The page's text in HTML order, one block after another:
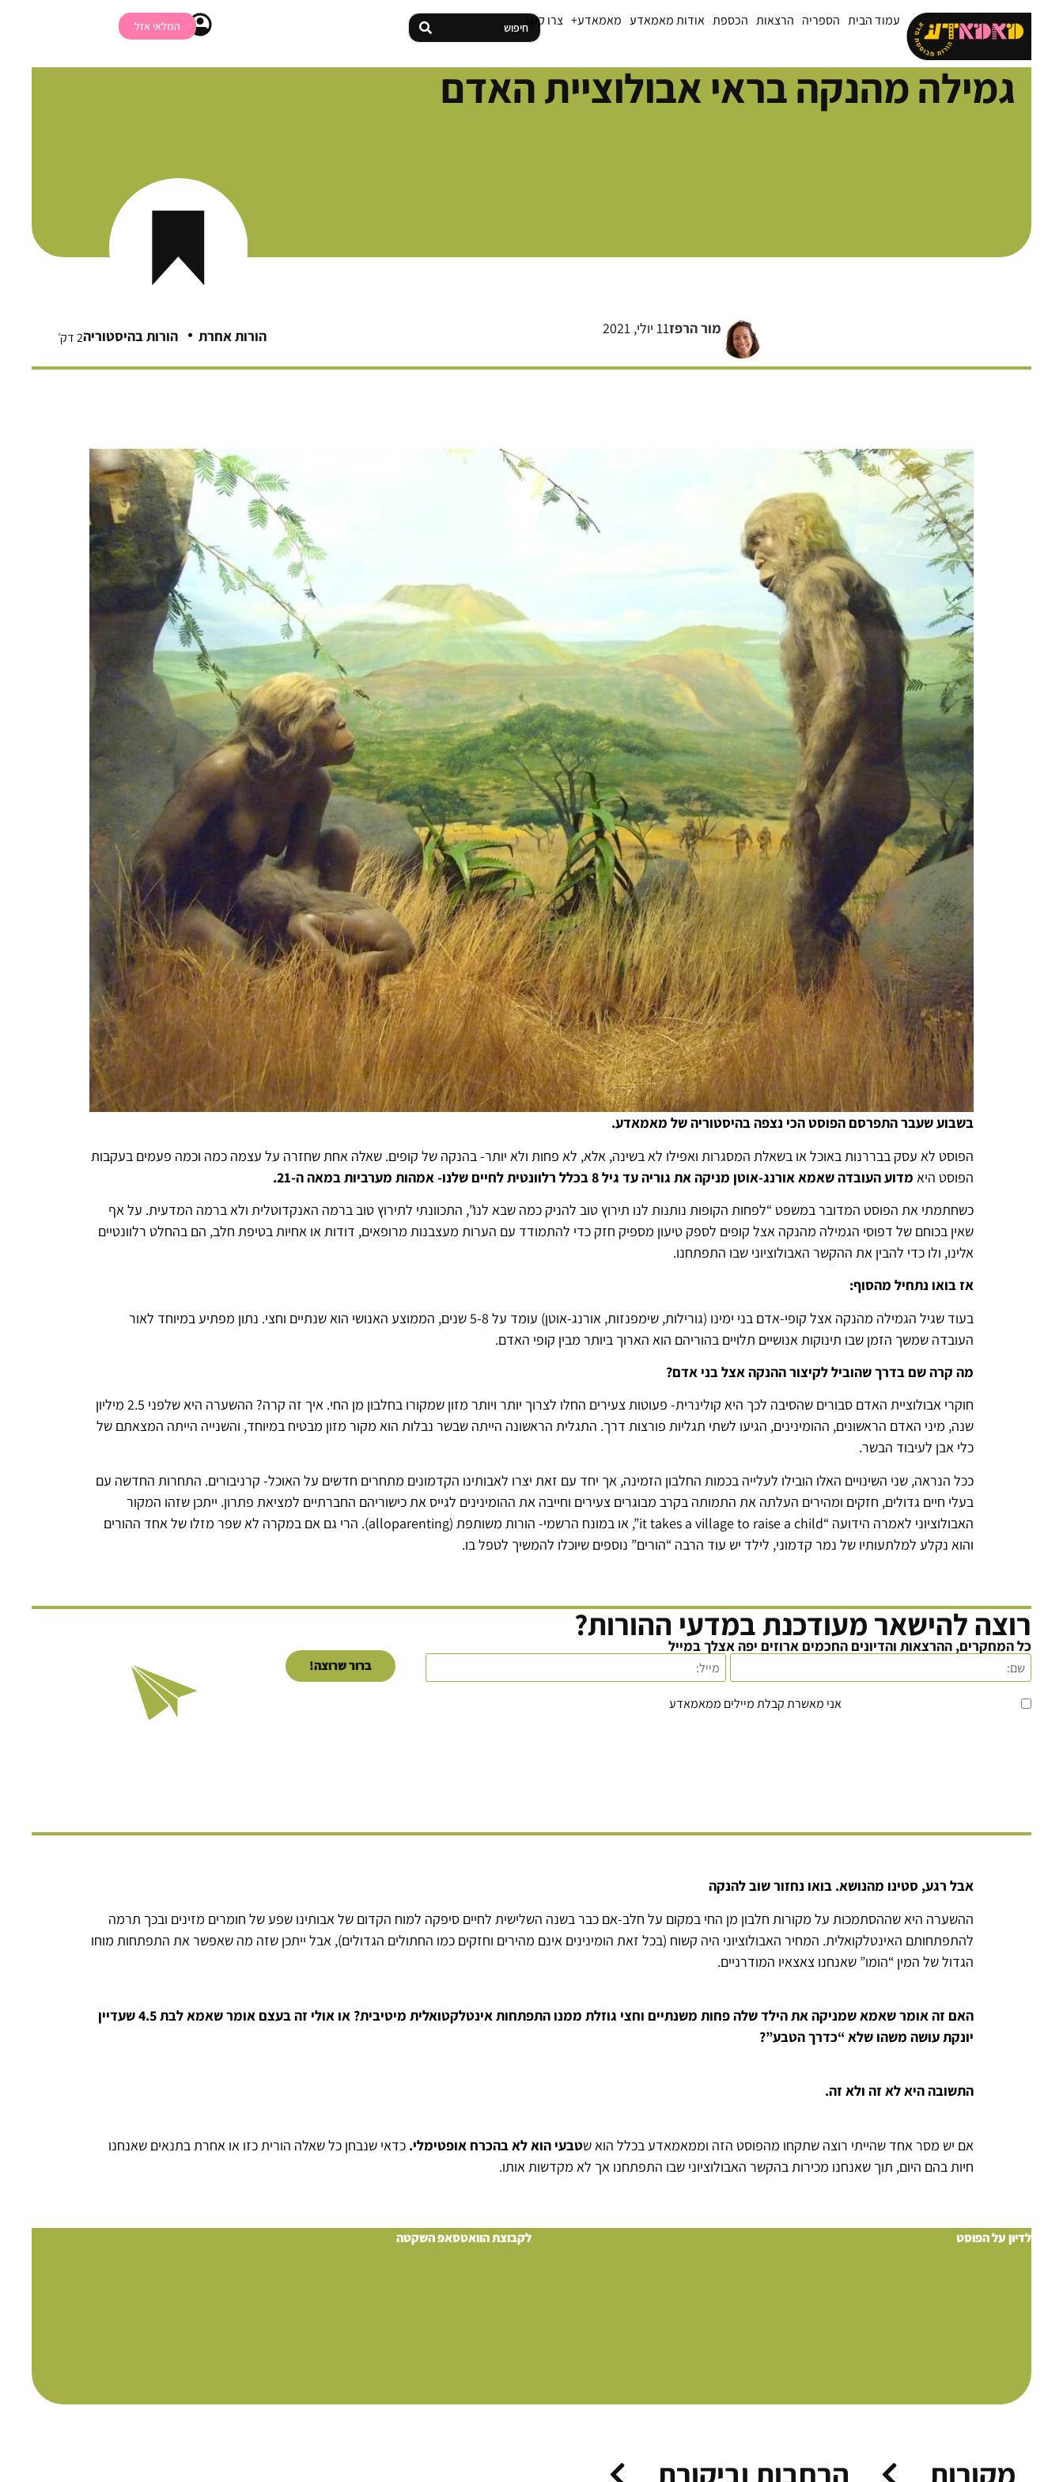
עמוד הבית הספריה הרצאות הכספת אודות מאמאדע מאמאדע+ צרו קשר המלאי אזל
גמילה מהנקה בראי אבולוציית האדם
2 דק׳ הורות אחרת · הורות בהיסטוריה 11 יולי, 2021מור הרפז
בשבוע שעבר התפרסם הפוסט הכי נצפה בהיסטוריה של מאמאדע.
הפוסט לא עסק בבררנות באוכל או בשאלת המסגרות ואפילו לא בשינה, אלא, לא פחות ולא יותר- בהנקה של קופים. שאלה אחת שחזרה על עצמה כמה וכמה פעמים בעקבות
הפוסט היא מדוע העובדה שאמא אורנג-אוטן מניקה את גוריה עד גיל 8 בכלל רלוונטית לחיים שלנו- אמהות מערביות במאה ה-21.
כשחתמתי את הפוסט המדובר במשפט “לפחות הקופות נותנות לנו תירוץ טוב להניק כמה שבא לנו”, התכוונתי לתירוץ טוב ברמה האנקדוטלית ולא ברמה המדעית. על אף
שאין בכוחם של דפוסי הגמילה מהנקה אצל קופים לספק טיעון מספיק חזק כדי להתמודד עם הערות מעצבנות מרופאים, דודות או אחיות בטיפת חלב, הם בהחלט רלוונטיים
אלינו, ולו כדי להבין את ההקשר האבולוציוני שבו התפתחנו.
אז בואו נתחיל מהסוף:
בעוד שגיל הגמילה מהנקה אצל קופי-אדם בני ימינו (גורילות, שימפנזות, אורנג-אוטן) עומד על 5-8 שנים, הממוצע האנושי הוא שנתיים וחצי. נתון מפתיע במיוחד לאור
העובדה שמשך הזמן שבו תינוקות אנושיים תלויים בהוריהם הוא הארוך ביותר מבין קופי האדם.
מה קרה שם בדרך שהוביל לקיצור ההנקה אצל בני אדם?
חוקרי אבולוציית האדם סבורים שהסיבה לכך היא קולינרית- פעוטות צעירים החלו לצרוך יותר ויותר מזון שמקורו בחלבון מן החי. איך זה קרה? ההשערה היא שלפני 2.5 מיליון
שנה, מיני האדם הראשונים, ההומינינים, הגיעו לשתי תגליות פורצות דרך. התגלית הראשונה הייתה שבשר נבלות הוא מקור מזון מבטיח במיוחד, והשנייה הייתה המצאתם של
כלי אבן לעיבוד הבשר.
ככל הנראה, שני השינויים האלו הובילו לעלייה בכמות החלבון הזמינה, אך יחד עם זאת יצרו לאבותינו הקדמונים מתחרים חדשים על האוכל- קרניבורים. התחרות החדשה עם
בעלי חיים גדולים, חזקים ומהירים העלתה את התמותה בקרב מבוגרים צעירים וחייבה את ההומינינים לגייס את כישוריהם החברתיים למציאת פתרון. ייתכן שזהו המקור
האבולוציוני לאמרה הידועה “it takes a village to raise a child”, או במונח הרשמי- הורות משותפת (alloparenting). הרי גם אם במקרה לא שפר מזלו של אחד ההורים
והוא נקלע למלתעותיו של נמר קדמוני, לילד יש עוד הרבה “הורים” נוספים שיוכלו להמשיך לטפל בו.
רוצה להישאר מעודכנת במדעי ההורות?
כל המחקרים, ההרצאות והדיונים החכמים ארוזים יפה אצלך במייל
אני מאשרת קבלת מיילים ממאמאדע
ברור שרוצה!
אבל רגע, סטינו מהנושא. בואו נחזור שוב להנקה
ההשערה היא שההסתמכות על מקורות חלבון מן החי במקום על חלב-אם כבר בשנה השלישית לחיים סיפקה למוח הקדום של אבותינו שפע של חומרים מזינים ובכך תרמה
להתפתחותם האינטלקואלית. המחיר האבולוציוני היה קשוח (בכל זאת הומינינים אינם מהירים וחזקים כמו החתולים הגדולים), אבל ייתכן שזה מה שאפשר את התפתחות מוחו
הגדול של המין “הומו” שאנחנו צאצאיו המודרניים.
האם זה אומר שאמא שמניקה את הילד שלה פחות משנתיים וחצי גוזלת ממנו התפתחות אינטלקטואלית מיטיבית? או אולי זה בעצם אומר שאמא לבת 4.5 שעדיין
יונקת עושה משהו שלא “כדרך הטבע”?
התשובה היא לא זה ולא זה.
אם יש מסר אחד שהייתי רוצה שתקחו מהפוסט הזה וממאמאדע בכלל הוא שטבעי הוא לא בהכרח אופטימלי. כדאי שנבחן כל שאלה הורית כזו או אחרת בתנאים שאנחנו
חיות בהם היום, תוך שאנחנו מכירות בהקשר האבולוציוני שבו התפתחנו אך לא מקדשות אותו.
לדיון על הפוסט לקבוצת הוואטסאפ השקטה